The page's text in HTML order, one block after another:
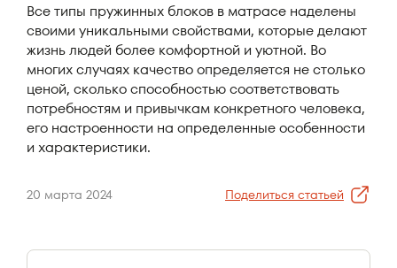
Все типы пружинных блоков в матрасе наделены
своими уникальными свойствами, которые делают
жизнь людей более комфортной и уютной. Во
многих случаях качество определяется не столько
ценой, сколько способностью соответствовать
потребностям и привычкам конкретного человека,
его настроенности на определенные особенности
и характеристики.
20 марта 2024 Поделиться статьей